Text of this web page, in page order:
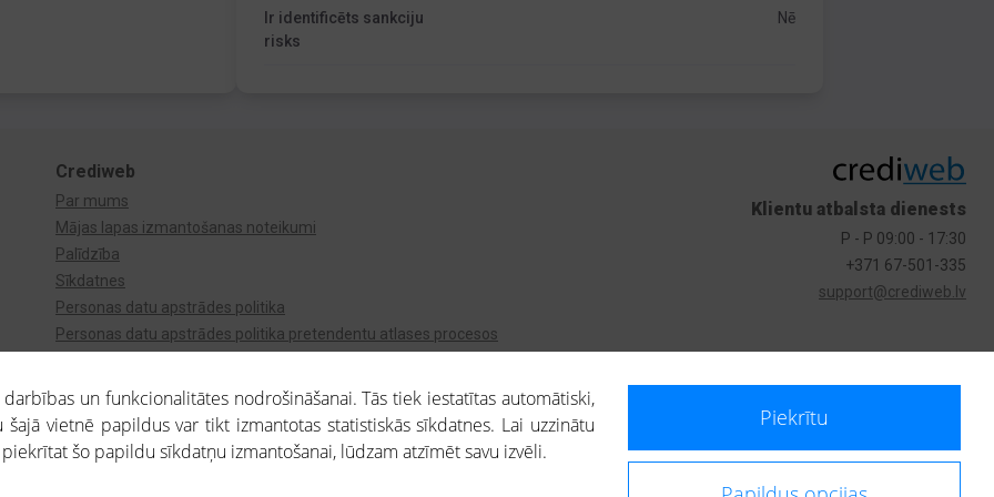
Ir identificēts sankciju
risks
Nē
Crediweb
Par mums
Mājas lapas izmantošanas noteikumi
Palīdzība
Sīkdatnes
Personas datu apstrādes politika
Personas datu apstrādes politika pretendentu atlases procesos
Klientu atbalsta dienests
P - P 09:00 - 17:30
+371 67-501-335
support@crediweb.lv
un funkcionalitātes nodrošināšanai. Tās tiek iestatītas automātiski,
vietnē papildus var tikt izmantotas statistiskās sīkdatnes. Lai uzzinātu
piekrītat šo papildu sīkdatņu izmantošanai, lūdzam atzīmēt savu izvēli.
Piekrītu